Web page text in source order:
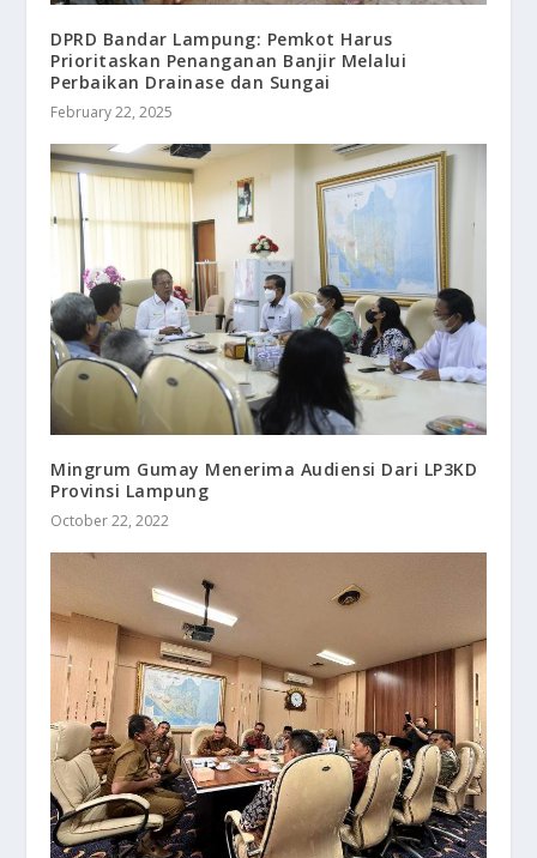
DPRD Bandar Lampung: Pemkot Harus
Prioritaskan Penanganan Banjir Melalui
Perbaikan Drainase dan Sungai
February 22, 2025
Mingrum Gumay Menerima Audiensi Dari LP3KD
Provinsi Lampung
October 22, 2022